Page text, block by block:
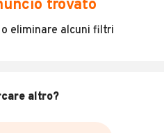
il veicolo
effettuate
trovato
eliminare alcuni filtri
altro?